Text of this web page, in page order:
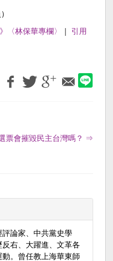
〈林保華專欄〉
引用
票會摧毀民主台灣嗎？ ⇒
評論家、中共黨史學
反右、大躍進、文革各
動。曾任教上海華東師